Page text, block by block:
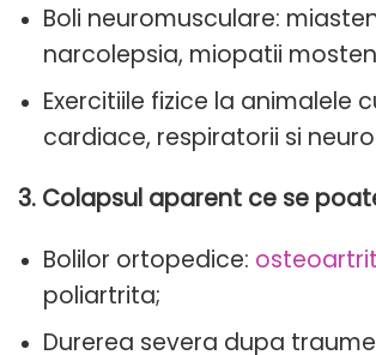
Boli neuromusculare:
narcolepsia, miopatii
Exercitiile fizice la animalele
cardiace, respiratorii si
3. Colapsul aparent ce se
Bolilor ortopedice:
poliartrita;
Durerea severa dupa